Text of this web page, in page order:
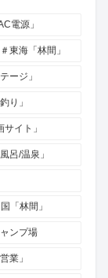
電源」
＃東海「林間」
ージ」
り」
サイト」
呂/温泉」
「林間」
ンプ場
業」